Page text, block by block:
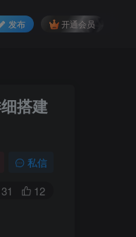
发布 开通会员
搭建
私信
31 12